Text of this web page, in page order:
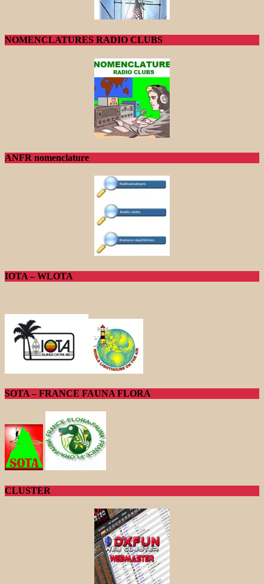
NOMENCLATURES RADIO CLUBS
ANFR nomenclature
IOTA – WLOTA
SOTA – FRANCE FAUNA FLORA
CLUSTER